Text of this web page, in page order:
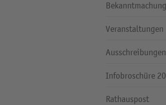
Veranstaltungen
Ausschreibungen
Infobroschüre
Rathauspost